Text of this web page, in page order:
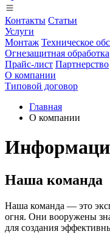
Контакты Статьи
Услуги
Монтаж Техническое
Огнезащитная обработка
Прайс-лист Партнерство
О компании
Типовой договор
Главная
О компании
Наша команда
Наша команда — это
огня. Они вооружены
для создания